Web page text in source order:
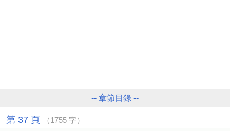
-- 章節目錄 --
第 37 頁 （1755 字）